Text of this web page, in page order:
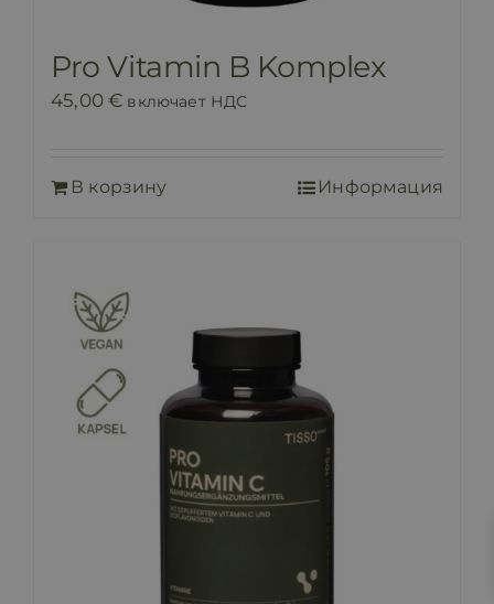
Pro Vitamin B Komplex
45,00€ включает НДС
В корзину Информация